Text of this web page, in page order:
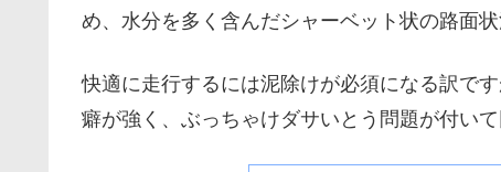
め、水分を多く含んだシャーベット状の路面状
快適に走行するには泥除けが必須になる訳で
癖が強く、ぶっちゃけダサいとう問題が付いて